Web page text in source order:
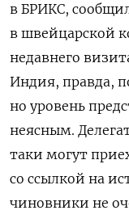
в БРИКС,
в швейцарской
недавнего
Индия, правда,
но уровень
неясным.
таки могут
со ссылкой на
чиновники не